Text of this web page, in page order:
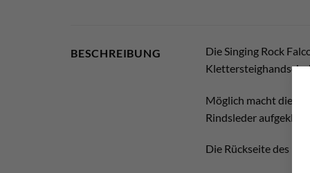
BESCHREIBUNG Die Singing Rock
Möglich macht die
Rindsleder
Die Rückseite des